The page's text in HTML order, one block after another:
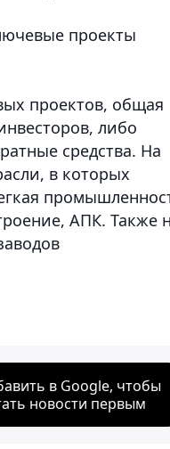
проекты
проектов, общая
либо
средства. На
в которых
АПК. Также
в Google, чтобы
новости первым